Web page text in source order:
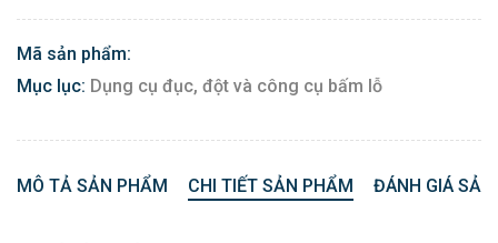
Mã sản phẩm:
Mục lục: Dụng cụ đục, đột và công cụ bấm lỗ
MÔ TẢ SẢN PHẨM CHI TIẾT SẢN PHẨM ĐÁNH GIÁ